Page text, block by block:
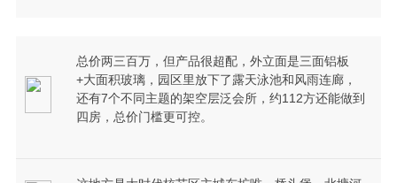
总价两三百万，但产品很超配，外立面是三面铝板
+大面积玻璃，园区里放下了露天泳池和风雨连廊，
还有7个不同主题的架空层泛会所，约112方还能做到
四房，总价门槛更可控。